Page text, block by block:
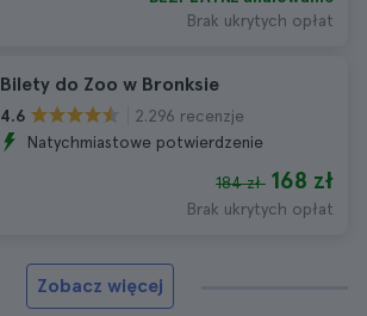
Brak ukrytych opłat
Bilety do Zoo w Bronksie
4.6
2.296 recenzje
Natychmiastowe potwierdzenie
184 zł 168 zł
Brak ukrytych opłat
Zobacz więcej